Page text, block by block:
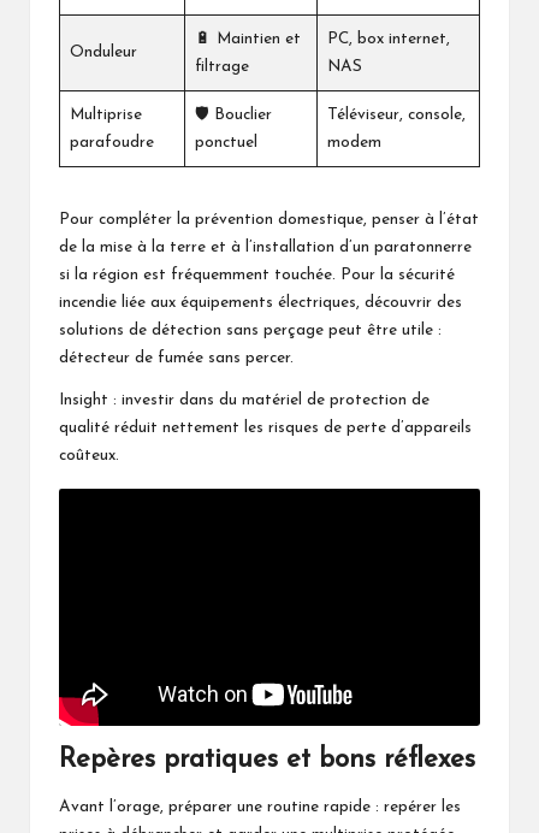
Onduleur
🔋 Maintien et
filtrage
PC, box internet,
NAS
Multiprise
parafoudre
🛡️ Bouclier
ponctuel
Téléviseur, console,
modem
Pour compléter la prévention domestique, penser à l’état
de la mise à la terre et à l’installation d’un paratonnerre
si la région est fréquemment touchée. Pour la sécurité
incendie liée aux équipements électriques, découvrir des
solutions de détection sans perçage peut être utile :
détecteur de fumée sans percer.
Insight : investir dans du matériel de protection de
qualité réduit nettement les risques de perte d’appareils
coûteux.
Repères pratiques et bons réflexes
Avant l’orage, préparer une routine rapide : repérer les